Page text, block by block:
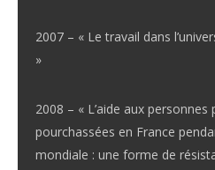
2007 – « Le travail dans
»
2008 – « L’aide aux
pourchassées en France
mondiale : une forme de